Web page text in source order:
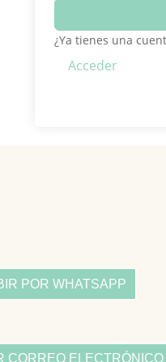
¿Ya tienes una
Acceder
POR WHATSAPP
CORREO ELECTRÓNICO